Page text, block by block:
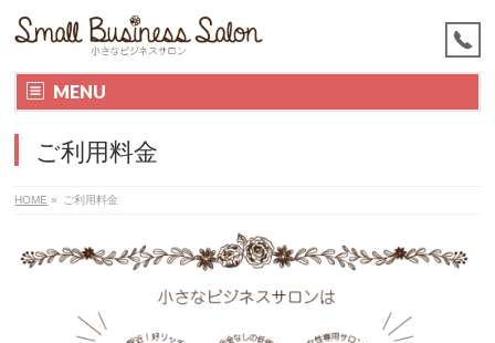
MENU
ご利用料金
HOME » ご利用料金